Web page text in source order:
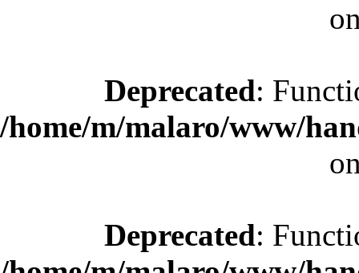
Deprecated:
/home/m/malaro/www/
Deprecated: